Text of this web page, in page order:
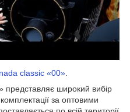
classic «00»
широкий вибір
за оптовими